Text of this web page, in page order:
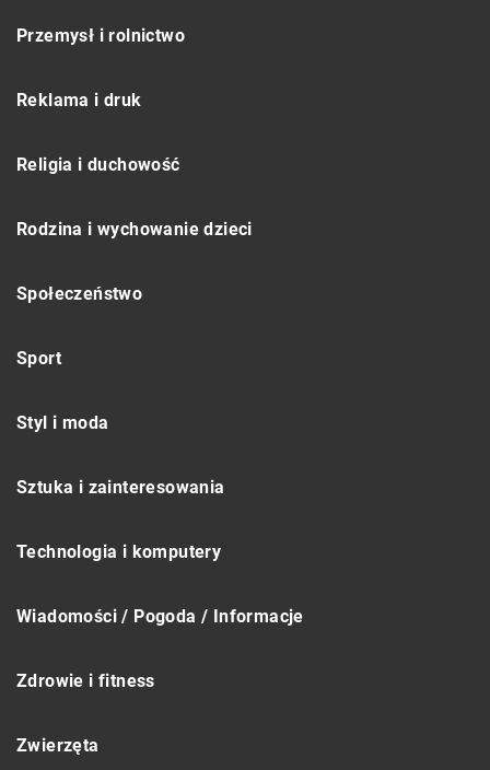
Przemysł i rolnictwo
Reklama i druk
Religia i duchowość
Rodzina i wychowanie dzieci
Społeczeństwo
Sport
Styl i moda
Sztuka i zainteresowania
Technologia i komputery
Wiadomości / Pogoda / Informacje
Zdrowie i fitness
Zwierzęta